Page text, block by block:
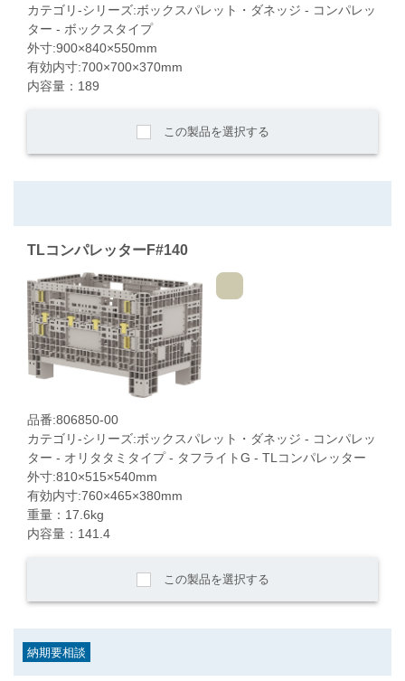
カテゴリ-シリーズ:ボックスパレット・ダネッジ - コンパレッ
ター - ボックスタイプ
外寸:900×840×550mm
有効内寸:700×700×370mm
内容量：189
この製品を選択する
TLコンパレッターF#140
品番:806850-00
カテゴリ-シリーズ:ボックスパレット・ダネッジ - コンパレッ
ター - オリタタミタイプ - タフライトG - TLコンパレッター
外寸:810×515×540mm
有効内寸:760×465×380mm
重量：17.6kg
内容量：141.4
この製品を選択する
納期要相談